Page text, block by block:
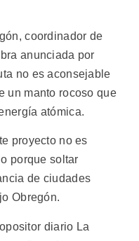
coordinador de
anunciada por
no es aconsejable
un manto rocoso que
atómica.
proyecto no es
porque soltar
de ciudades
Obregón.
diario La